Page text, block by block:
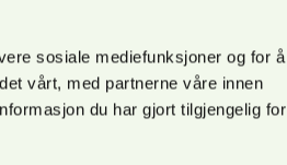
sosiale mediefunksjoner og for å
vårt, med partnerne våre innen
du har gjort tilgjengelig for
(med og uten
å få riktig når aktørene